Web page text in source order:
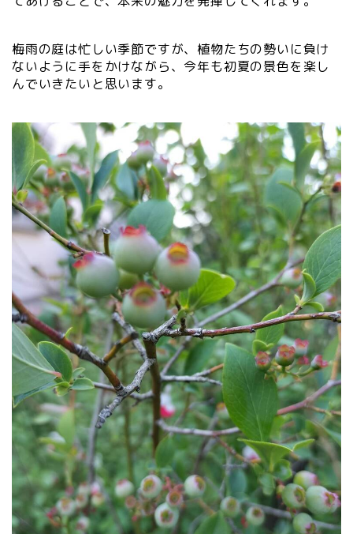
梅雨の庭は忙しい季節ですが、植物たちの勢いに負け
ないように手をかけながら、今年も初夏の景色を楽し
んでいきたいと思います。